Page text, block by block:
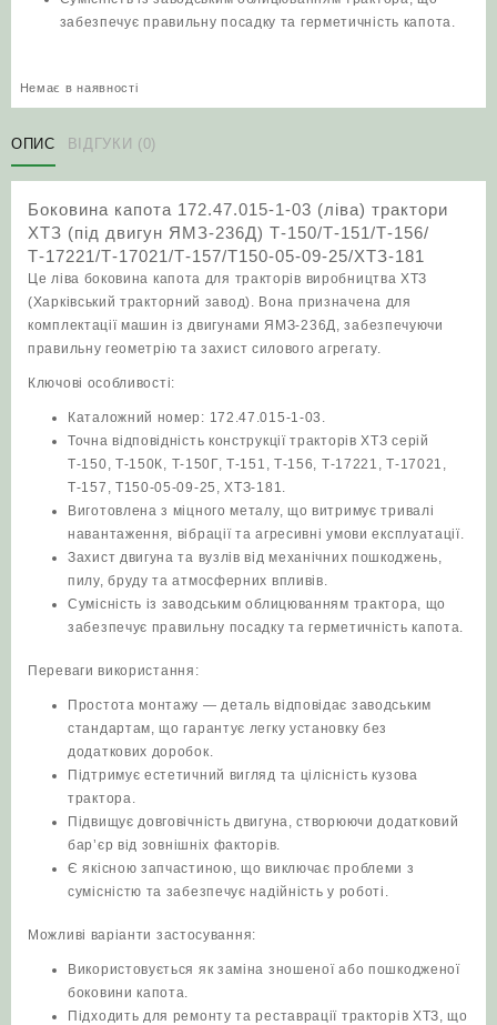
забезпечує правильну посадку та герметичність капота.
Немає в наявності
ОПИС ВІДГУКИ (0)
Боковина капота 172.47.015-1-03 (ліва) трактори
ХТЗ (під двигун ЯМЗ-236Д) Т-150/Т-151/Т-156/
Т-17221/Т-17021/Т-157/Т150-05-09-25/ХТЗ-181
Це ліва боковина капота для тракторів виробництва ХТЗ
(Харківський тракторний завод). Вона призначена для
комплектації машин із двигунами ЯМЗ-236Д, забезпечуючи
правильну геометрію та захист силового агрегату.
Ключові особливості:
Каталожний номер: 172.47.015-1-03.
Точна відповідність конструкції тракторів ХТЗ серій
Т-150, Т-150К, Т-150Г, Т-151, Т-156, Т-17221, Т-17021,
Т-157, Т150-05-09-25, ХТЗ-181.
Виготовлена з міцного металу, що витримує тривалі
навантаження, вібрації та агресивні умови експлуатації.
Захист двигуна та вузлів від механічних пошкоджень,
пилу, бруду та атмосферних впливів.
Сумісність із заводським облицюванням трактора, що
забезпечує правильну посадку та герметичність капота.
Переваги використання:
Простота монтажу — деталь відповідає заводським
стандартам, що гарантує легку установку без
додаткових доробок.
Підтримує естетичний вигляд та цілісність кузова
трактора.
Підвищує довговічність двигуна, створюючи додатковий
бар’єр від зовнішніх факторів.
Є якісною запчастиною, що виключає проблеми з
сумісністю та забезпечує надійність у роботі.
Можливі варіанти застосування:
Використовується як заміна зношеної або пошкодженої
боковини капота.
Підходить для ремонту та реставрації тракторів ХТЗ, що